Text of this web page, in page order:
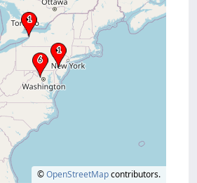
©OpenStreetMapcontributors.